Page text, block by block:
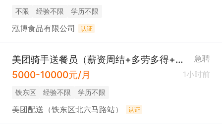
不限 经验不限 学历不限
泓博食品有限公司 认证
美团骑手送餐员（薪资周结+多劳多得+努力过万） 急聘
5000-10000元/月 1小时前
铁东区 经验不限 学历不限
美团配送（铁东区北六马路站） 认证